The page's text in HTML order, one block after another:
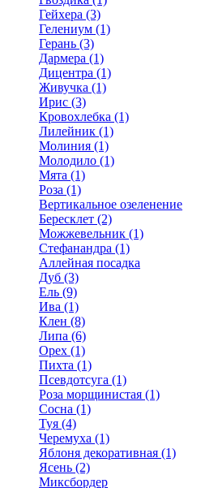
Гейхера (3)
Гелениум (1)
Герань (3)
Дармера (1)
Дицентра (1)
Живучка (1)
Ирис (3)
Кровохлебка (1)
Лилейник (1)
Молиния (1)
Молодило (1)
Мята (1)
Роза (1)
Вертикальное озеленение
Бересклет (2)
Можжевельник (1)
Стефанандра (1)
Аллейная посадка
Дуб (3)
Ель (9)
Ива (1)
Клен (8)
Липа (6)
Орех (1)
Пихта (1)
Псевдотсуга (1)
Роза морщинистая (1)
Сосна (1)
Туя (4)
Черемуха (1)
Яблоня декоративная (1)
Ясень (2)
Миксбордер